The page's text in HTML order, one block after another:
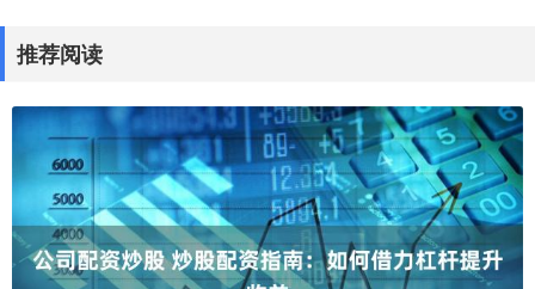
推荐阅读